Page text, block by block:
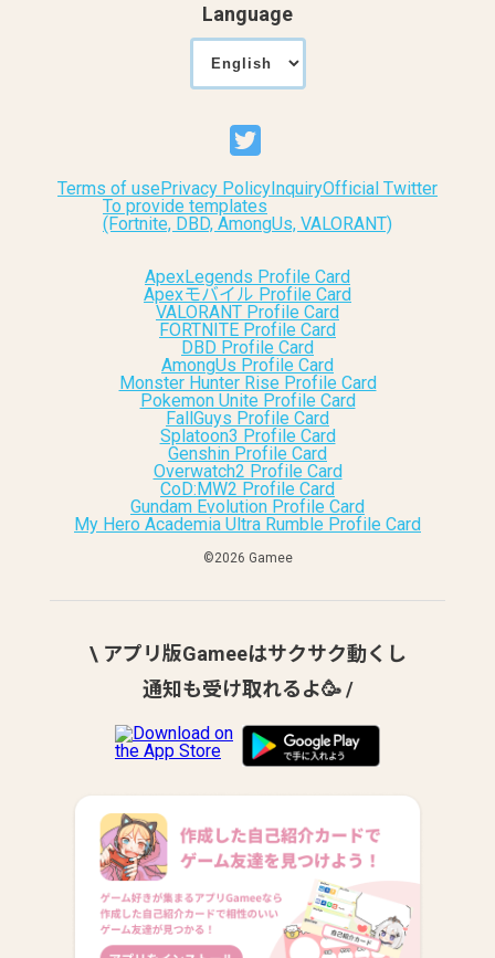
Language
Terms of usePrivacy Policy InquiryOfficial Twitter
To provide templates
(Fortnite, DBD, AmongUs, VALORANT)
ApexLegends Profile Card
Apexモバイル Profile Card
VALORANT Profile Card
FORTNITE Profile Card
DBD Profile Card
AmongUs Profile Card
Monster Hunter Rise Profile Card
Pokemon Unite Profile Card
FallGuys Profile Card
Splatoon3 Profile Card
Genshin Profile Card
Overwatch2 Profile Card
CoD:MW2 Profile Card
Gundam Evolution Profile Card
My Hero Academia Ultra Rumble Profile Card
©︎2026 Gamee
\ アプリ版Gameeはサクサク動くし
通知も受け取れるよ🥳 /